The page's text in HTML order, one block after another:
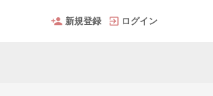
新規登録 ログイン